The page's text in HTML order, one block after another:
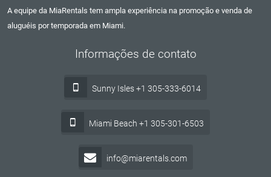
A equipe da MiaRentals tem ampla experiência na promoção e venda de
aluguéis por temporada em Miami.
Informações de contato
Sunny Isles +1 305-333-6014
Miami Beach +1 305-301-6503
info@miarentals.com